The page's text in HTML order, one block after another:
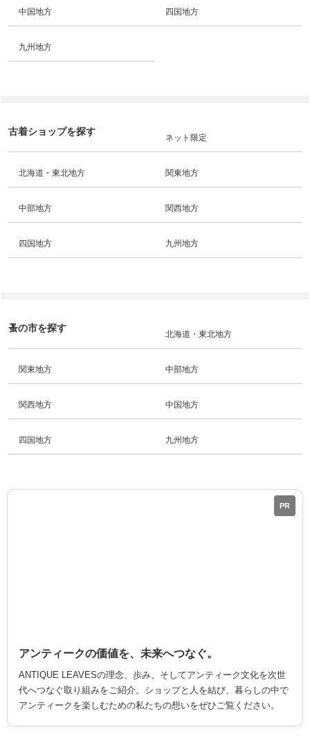
中国地方 四国地方
九州地方
古着ショップを探す
ネット限定
北海道・東北地方 関東地方
中部地方 関西地方
四国地方 九州地方
蚤の市を探す
北海道・東北地方
関東地方 中部地方
関西地方 中国地方
四国地方 九州地方
PR
アンティークの価値を、未来へつなぐ。
ANTIQUE LEAVESの理念、歩み、そしてアンティーク文化を次世
代へつなぐ取り組みをご紹介。ショップと人を結び、暮らしの中で
アンティークを楽しむための私たちの想いをぜひご覧ください。